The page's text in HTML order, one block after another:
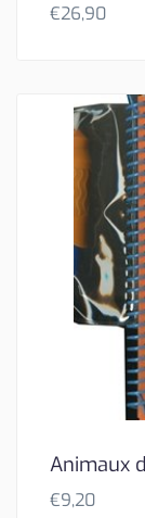
€26,90
Animaux
€9,20